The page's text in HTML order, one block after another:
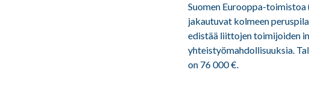
Suomen Eurooppa-
jakautuvat kolmeen
edistää liittojen toimijoiden
yhteistyömahdollisuuksia.
on 76 000 €.